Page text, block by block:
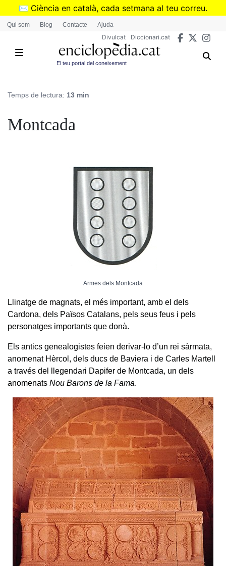
Vés
✉️ Ciència en català, cada setmana al teu correu.
➜Subscriu-te al butlletí de Divulcat
Qui som Blog Contacte Ajuda
Divulcat Diccionari.cat
El teu portal del coneixement
Temps de lectura: 13 min
Montcada
Armes dels Montcada
Llinatge de magnats, el més important, amb el dels
Cardona, dels Països Catalans, pels seus feus i pels
personatges importants que donà.
Els antics genealogistes feien derivar-lo d’un rei sàrmata,
anomenat Hèrcol, dels ducs de Baviera i de Carles Martell
a través del llegendari Dapifer de Montcada, un dels
anomenats Nou Barons de la Fama.